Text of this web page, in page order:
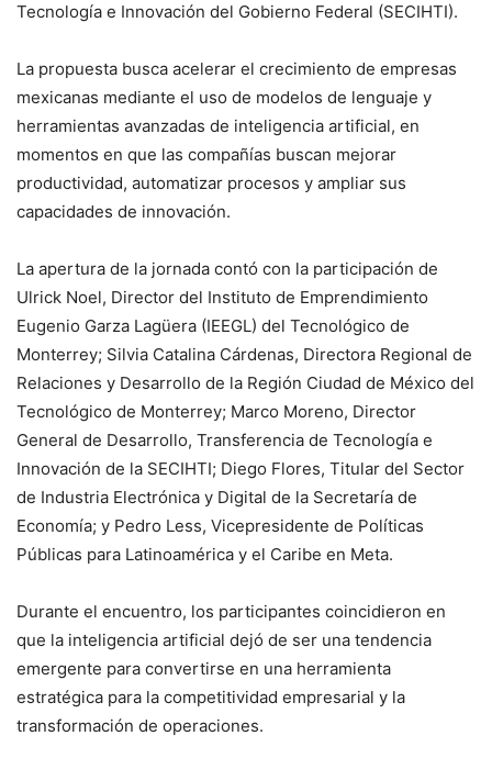
Tecnología e Innovación del Gobierno Federal (SECIHTI).
La propuesta busca acelerar el crecimiento de empresas
mexicanas mediante el uso de modelos de lenguaje y
herramientas avanzadas de inteligencia artificial, en
momentos en que las compañías buscan mejorar
productividad, automatizar procesos y ampliar sus
capacidades de innovación.
La apertura de la jornada contó con la participación de
Ulrick Noel, Director del Instituto de Emprendimiento
Eugenio Garza Lagüera (IEEGL) del Tecnológico de
Monterrey; Silvia Catalina Cárdenas, Directora Regional de
Relaciones y Desarrollo de la Región Ciudad de México del
Tecnológico de Monterrey; Marco Moreno, Director
General de Desarrollo, Transferencia de Tecnología e
Innovación de la SECIHTI; Diego Flores, Titular del Sector
de Industria Electrónica y Digital de la Secretaría de
Economía; y Pedro Less, Vicepresidente de Políticas
Públicas para Latinoamérica y el Caribe en Meta.
Durante el encuentro, los participantes coincidieron en
que la inteligencia artificial dejó de ser una tendencia
emergente para convertirse en una herramienta
estratégica para la competitividad empresarial y la
transformación de operaciones.